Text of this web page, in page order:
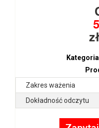
Zakres ważenia
Dokładność odczytu